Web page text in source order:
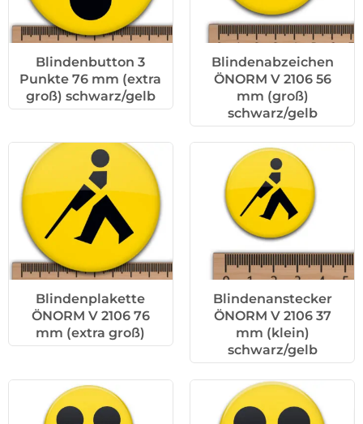
Blindenbutton 3
Punkte 76 mm (extra
groß) schwarz/gelb
Blindenabzeichen
ÖNORM V 2106 56
mm (groß)
schwarz/gelb
Blindenplakette
ÖNORM V 2106 76
mm (extra groß)
Blindenanstecker
ÖNORM V 2106 37
mm (klein)
schwarz/gelb